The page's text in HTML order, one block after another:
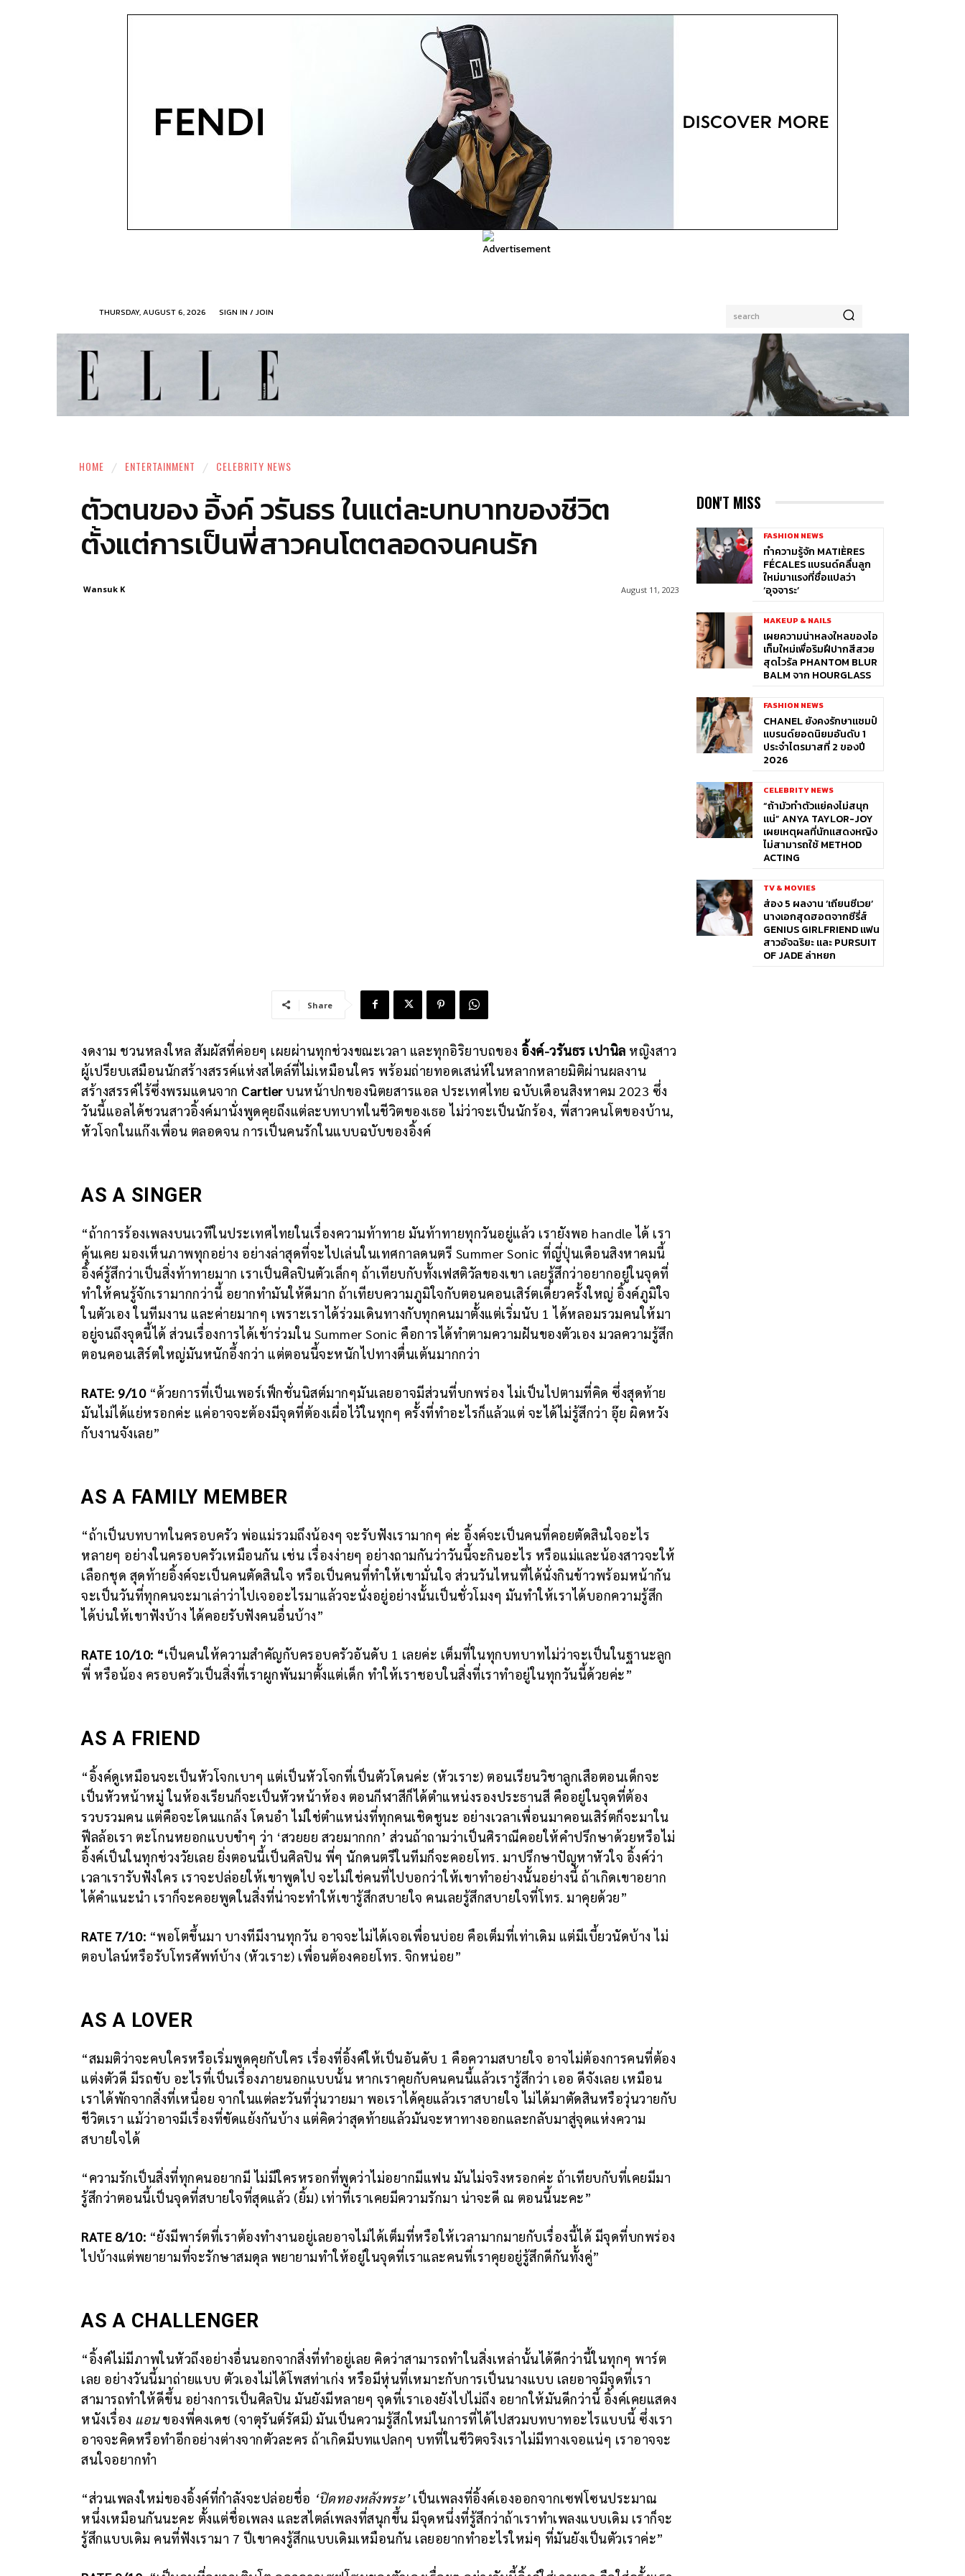
THURSDAY, AUGUST 6, 2026 search
SIGN IN / JOIN
HOME ENTERTAINMENT CELEBRITY NEWS
ตัวตนของ อิ้งค์ วรันธร ในแต่ละบทบาทของชีวิต
ตั้งแต่การเป็นพี่สาวคนโตตลอดจนคนรัก
August 11, 2023
Wansuk K
Share
งดงาม ชวนหลงใหล สัมผัสที่ค่อยๆ เผยผ่านทุกช่วงขณะเวลา และทุกอิริยาบถของ อิ้งค์-วรันธร เปานิล หญิงสาว
ผู้เปรียบเสมือนนักสร้างสรรค์แห่งสไตล์ที่ไม่เหมือนใคร พร้อมถ่ายทอดเสน่ห์ในหลากหลายมิติผ่านผลงาน
สร้างสรรค์ไร้ซึ่งพรมแดนจาก Cartierบนหน้าปกของนิตยสารแอล ประเทศไทย ฉบับเดือนสิงหาคม 2023 ซึ่ง
วันนี้แอลได้ชวนสาวอิ้งค์มานั่งพูดคุยถึงแต่ละบทบาทในชีวิตของเธอ ไม่ว่าจะเป็นนักร้อง, พี่สาวคนโตของบ้าน,
หัวโจกในแก๊งเพื่อน ตลอดจน การเป็นคนรักในแบบฉบับของอิ้งค์
AS A SINGER
“ถ้าการร้องเพลงบนเวทีในประเทศไทยในเรื่องความท้าทาย มันท้าทายทุกวันอยู่แล้ว เรายังพอ handle ได้ เรา
คุ้นเคย มองเห็นภาพทุกอย่าง อย่างล่าสุดที่จะไปเล่นในเทศกาลดนตรี Summer Sonic ที่ญี่ปุ่นเดือนสิงหาคมนี้
อิ้งค์รู้สึกว่าเป็นสิ่งท้าทายมาก เราเป็นศิลปินตัวเล็กๆ ถ้าเทียบกับทั้งเฟสติวัลของเขา เลยรู้สึกว่าอยากอยู่ในจุดที่
ทำให้คนรู้จักเรามากกว่านี้ อยากทำมันให้ดีมาก ถ้าเทียบความภูมิใจกับตอนคอนเสิร์ตเดี่ยวครั้งใหญ่ อิ้งค์ภูมิใจ
ในตัวเอง ในทีมงาน และค่ายมากๆ เพราะเราได้ร่วมเดินทางกับทุกคนมาตั้งแต่เริ่มนับ 1 ได้หลอมรวมคนให้มา
อยู่จนถึงจุดนี้ได้ ส่วนเรื่องการได้เข้าร่วมใน Summer Sonic คือการได้ทำตามความฝันของตัวเอง มวลความรู้สึก
ตอนคอนเสิร์ตใหญ่มันหนักอึ้งกว่า แต่ตอนนี้จะหนักไปทางตื่นเต้นมากกว่า
RATE: 9/10 “ด้วยการที่เป็นเพอร์เฟ็กชั่นนิสต์มากๆมันเลยอาจมีส่วนที่บกพร่อง ไม่เป็นไปตามที่คิด ซึ่งสุดท้าย
มันไม่ได้แย่หรอกค่ะ แค่อาจจะต้องมีจุดที่ต้องเผื่อไว้ในทุกๆ ครั้งที่ทำอะไรก็แล้วแต่ จะได้ไม่รู้สึกว่า อุ๊ย ผิดหวัง
กับงานจังเลย”
AS A FAMILY MEMBER
“ถ้าเป็นบทบาทในครอบครัว พ่อแม่รวมถึงน้องๆ จะรับฟังเรามากๆ ค่ะ อิ้งค์จะเป็นคนที่คอยตัดสินใจอะไร
หลายๆ อย่างในครอบครัวเหมือนกัน เช่น เรื่องง่ายๆ อย่างถามกันว่าวันนี้จะกินอะไร หรือแม่และน้องสาวจะให้
เลือกชุด สุดท้ายอิ้งค์จะเป็นคนตัดสินใจ หรือเป็นคนที่ทำให้เขามั่นใจ ส่วนวันไหนที่ได้นั่งกินข้าวพร้อมหน้ากัน
จะเป็นวันที่ทุกคนจะมาเล่าว่าไปเจออะไรมาแล้วจะนั่งอยู่อย่างนั้นเป็นชั่วโมงๆ มันทำให้เราได้บอกความรู้สึก
ได้บ่นให้เขาฟังบ้าง ได้คอยรับฟังคนอื่นบ้าง”
RATE 10/10: “เป็นคนให้ความสำคัญกับครอบครัวอันดับ 1 เลยค่ะ เต็มที่ในทุกบทบาทไม่ว่าจะเป็นในฐานะลูก
พี่ หรือน้อง ครอบครัวเป็นสิ่งที่เราผูกพันมาตั้งแต่เด็ก ทำให้เราชอบในสิ่งที่เราทำอยู่ในทุกวันนี้ด้วยค่ะ”
AS A FRIEND
“อิ้งค์ดูเหมือนจะเป็นหัวโจกเบาๆ แต่เป็นหัวโจกที่เป็นตัวโดนค่ะ (หัวเราะ) ตอนเรียนวิชาลูกเสือตอนเด็กจะ
เป็นหัวหน้าหมู่ ในห้องเรียนก็จะเป็นหัวหน้าห้อง ตอนกีฬาสีก็ได้ตำแหน่งรองประธานสี คืออยู่ในจุดที่ต้อง
รวบรวมคน แต่คือจะโดนแกล้ง โดนอำ ไม่ใช่ตำแหน่งที่ทุกคนเชิดชูนะ อย่างเวลาเพื่อนมาคอนเสิร์ตก็จะมาใน
ฟีลล้อเรา ตะโกนหยอกแบบขำๆ ว่า ‘สวยยย สวยมากกก’ ส่วนถ้าถามว่าเป็นศิราณีคอยให้คำปรึกษาด้วยหรือไม่
อิ้งค์เป็นในทุกช่วงวัยเลย ยิ่งตอนนี้เป็นศิลปิน พี่ๆ นักดนตรีในทีมก็จะคอยโทร. มาปรึกษาปัญหาหัวใจ อิ้งค์ว่า
เวลาเรารับฟังใคร เราจะปล่อยให้เขาพูดไป จะไม่ใช่คนที่ไปบอกว่าให้เขาทำอย่างนั้นอย่างนี้ ถ้าเกิดเขาอยาก
ได้คำแนะนำ เราก็จะคอยพูดในสิ่งที่น่าจะทำให้เขารู้สึกสบายใจ คนเลยรู้สึกสบายใจที่โทร. มาคุยด้วย”
RATE 7/10: “พอโตขึ้นมา บางทีมีงานทุกวัน อาจจะไม่ได้เจอเพื่อนบ่อย คือเต็มที่เท่าเดิม แต่มีเบี้ยวนัดบ้าง ไม่
ตอบไลน์หรือรับโทรศัพท์บ้าง (หัวเราะ) เพื่อนต้องคอยโทร. จิกหน่อย”
AS A LOVER
“สมมติว่าจะคบใครหรือเริ่มพูดคุยกับใคร เรื่องที่อิ้งค์ให้เป็นอันดับ 1 คือความสบายใจ อาจไม่ต้องการคนที่ต้อง
แต่งตัวดี มีรถขับ อะไรที่เป็นเรื่องภายนอกแบบนั้น หากเราคุยกับคนคนนี้แล้วเรารู้สึกว่า เออ ดีจังเลย เหมือน
เราได้พักจากสิ่งที่เหนื่อย จากในแต่ละวันที่วุ่นวายมา พอเราได้คุยแล้วเราสบายใจ ไม่ได้มาตัดสินหรือวุ่นวายกับ
ชีวิตเรา แม้ว่าอาจมีเรื่องที่ขัดแย้งกันบ้าง แต่คิดว่าสุดท้ายแล้วมันจะหาทางออกและกลับมาสู่จุดแห่งความ
สบายใจได้
“ความรักเป็นสิ่งที่ทุกคนอยากมี ไม่มีใครหรอกที่พูดว่าไม่อยากมีแฟน มันไม่จริงหรอกค่ะ ถ้าเทียบกับที่เคยมีมา
รู้สึกว่าตอนนี้เป็นจุดที่สบายใจที่สุดแล้ว (ยิ้ม) เท่าที่เราเคยมีความรักมา น่าจะดี ณ ตอนนี้นะคะ”
RATE 8/10: “ยังมีพาร์ตที่เราต้องทำงานอยู่เลยอาจไม่ได้เต็มที่หรือให้เวลามากมายกับเรื่องนี้ได้ มีจุดที่บกพร่อง
ไปบ้างแต่พยายามที่จะรักษาสมดุล พยายามทำให้อยู่ในจุดที่เราและคนที่เราคุยอยู่รู้สึกดีกันทั้งคู่”
AS A CHALLENGER
“อิ้งค์ไม่มีภาพในหัวถึงอย่างอื่นนอกจากสิ่งที่ทำอยู่เลย คิดว่าสามารถทำในสิ่งเหล่านั้นได้ดีกว่านี้ในทุกๆ พาร์ต
เลย อย่างวันนี้มาถ่ายแบบ ตัวเองไม่ได้โพสท่าเก่ง หรือมีหุ่นที่เหมาะกับการเป็นนางแบบ เลยอาจมีจุดที่เรา
สามารถทำให้ดีขึ้น อย่างการเป็นศิลปิน มันยังมีหลายๆ จุดที่เราเองยังไปไม่ถึง อยากให้มันดีกว่านี้ อิ้งค์เคยแสดง
หนังเรื่อง แอนของพี่คงเดช (จาตุรันต์รัศมี) มันเป็นความรู้สึกใหม่ในการที่ได้ไปสวมบทบาทอะไรแบบนี้ ซึ่งเรา
อาจจะคิดหรือทำอีกอย่างต่างจากตัวละคร ถ้าเกิดมีบทแปลกๆ บทที่ในชีวิตจริงเราไม่มีทางเจอแน่ๆ เราอาจจะ
สนใจอยากทำ
“ส่วนเพลงใหม่ของอิ้งค์ที่กำลังจะปล่อยชื่อ ‘ปิดทองหลังพระ’เป็นเพลงที่อิ้งค์เองออกจากเซฟโซนประมาณ
หนึ่งเหมือนกันนะคะ ตั้งแต่ชื่อเพลง และสไตล์เพลงที่สนุกขึ้น มีจุดหนึ่งที่รู้สึกว่าถ้าเราทำเพลงแบบเดิม เราก็จะ
รู้สึกแบบเดิม คนที่ฟังเรามา 7 ปีเขาคงรู้สึกแบบเดิมเหมือนกัน เลยอยากทำอะไรใหม่ๆ ที่มันยังเป็นตัวเราค่ะ”
DON'T MISS
FASHION NEWS
ทำความรู้จัก MATIÈRES
FÉCALES แบรนด์คลื่นลูก
ใหม่มาแรงที่ชื่อแปลว่า
‘อุจจาระ’
MAKEUP & NAILS
เผยความน่าหลงใหลของไอ
เท็มใหม่เพื่อริมฝีปากสีสวย
สุดไวรัล PHANTOM BLUR
BALM จาก HOURGLASS
FASHION NEWS
CHANEL ยังคงรักษาแชมป์
แบรนด์ยอดนิยมอันดับ 1
ประจำไตรมาสที่ 2 ของปี
2026
CELEBRITY NEWS
“ถ้ามัวทำตัวแย่คงไม่สนุก
แน่” ANYA TAYLOR-JOY
เผยเหตุผลที่นักแสดงหญิง
ไม่สามารถใช้ METHOD
ACTING
TV & MOVIES
ส่อง 5 ผลงาน ‘เถียนซีเวย’
นางเอกสุดฮอตจากซีรี่ส์
GENIUS GIRLFRIEND แฟน
สาวอัจฉริยะ และ PURSUIT
OF JADE ล่าหยก